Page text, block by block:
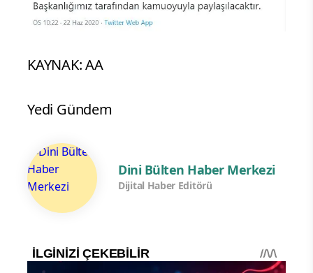
KAYNAK: AA
Yedi Gündem
Dini Bülten Haber Merkezi
Dijital Haber Editörü